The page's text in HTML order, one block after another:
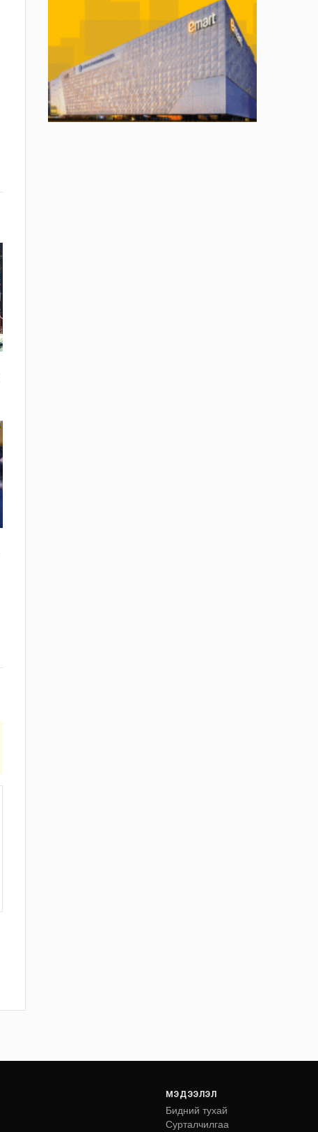
МЭДЭЭЛЭЛ
Бидний тухай
Сурталчилгаа